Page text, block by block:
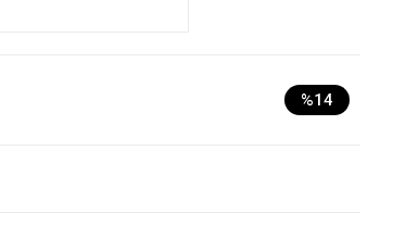
%14